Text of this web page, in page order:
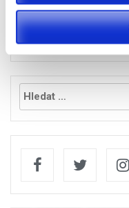
části Prohlášení o
K personalizaci
sociálních médií a
soubory cookie.
sdílíme se svými
analýzy. Partneři tyto
dalšími informacemi,
získali v důsledku
Vyhledávání